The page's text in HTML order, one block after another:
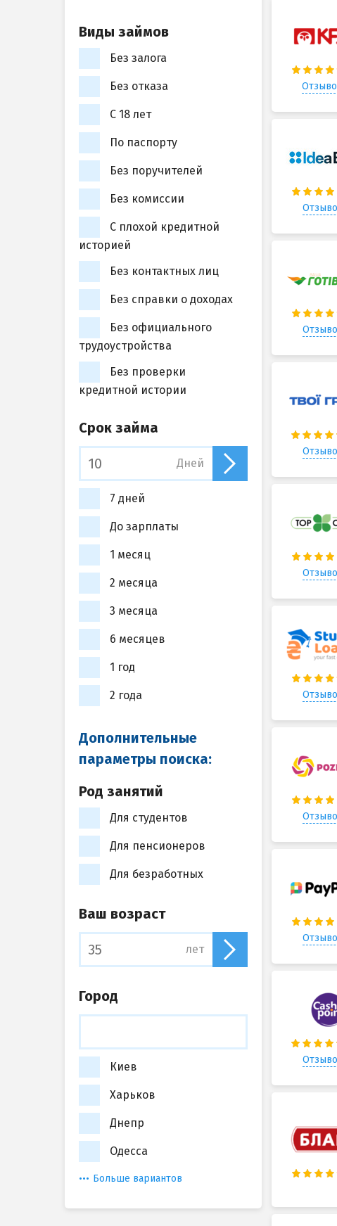
Виды займов
Без залога
Без отказа
С 18 лет
По паспорту
Без поручителей
Без комиссии
С плохой кредитной
историей
Без контактных лиц
Без справки о доходах
Без официального
трудоустройства
Без проверки
кредитной истории
Срок займа
Дней
7 дней
До зарплаты
1 месяц
2 месяца
3 месяца
6 месяцев
1 год
2 года
Дополнительные
параметры поиска:
Род занятий
Для студентов
Для пенсионеров
Для безработных
Ваш возраст
лет
Город
Киев
Харьков
Днепр
Одесса
Больше вариантов